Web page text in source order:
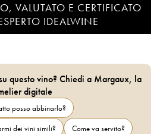
VALUTATO E CERTIFICATO
IDEALWINE
questo vino? Chiedi a Margaux, la
digitale
posso abbinarlo?
dei vini simili?
Come va servito?